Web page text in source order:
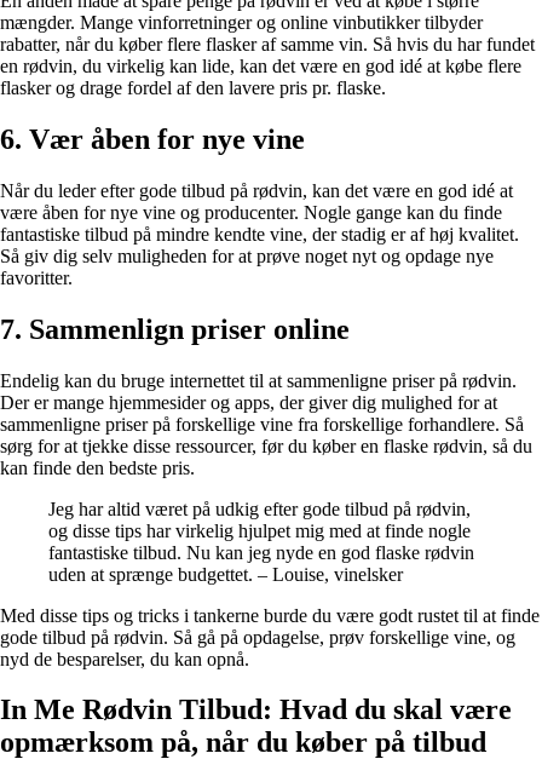
mængder. Mange vinforretninger og online vinbutikker tilbyder
rabatter, når du køber flere flasker af samme vin. Så hvis du har fundet
en rødvin, du virkelig kan lide, kan det være en god idé at købe flere
flasker og drage fordel af den lavere pris pr. flaske.
6. Vær åben for nye vine
Når du leder efter gode tilbud på rødvin, kan det være en god idé at
være åben for nye vine og producenter. Nogle gange kan du finde
fantastiske tilbud på mindre kendte vine, der stadig er af høj kvalitet.
Så giv dig selv muligheden for at prøve noget nyt og opdage nye
favoritter.
7. Sammenlign priser online
Endelig kan du bruge internettet til at sammenligne priser på rødvin.
Der er mange hjemmesider og apps, der giver dig mulighed for at
sammenligne priser på forskellige vine fra forskellige forhandlere. Så
sørg for at tjekke disse ressourcer, før du køber en flaske rødvin, så du
kan finde den bedste pris.
Jeg har altid været på udkig efter gode tilbud på rødvin,
og disse tips har virkelig hjulpet mig med at finde nogle
fantastiske tilbud. Nu kan jeg nyde en god flaske rødvin
uden at sprænge budgettet. – Louise, vinelsker
Med disse tips og tricks i tankerne burde du være godt rustet til at finde
gode tilbud på rødvin. Så gå på opdagelse, prøv forskellige vine, og
nyd de besparelser, du kan opnå.
In Me Rødvin Tilbud: Hvad du skal være
opmærksom på, når du køber på tilbud